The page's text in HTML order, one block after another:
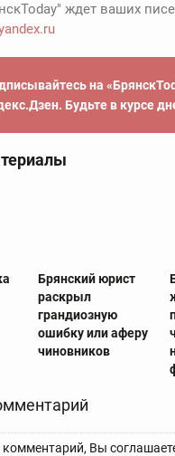
ждет ваших
на
Будьте в курсе
Брянский юрист
раскрыл
грандиозную
ошибку или аферу
чиновников
Вы